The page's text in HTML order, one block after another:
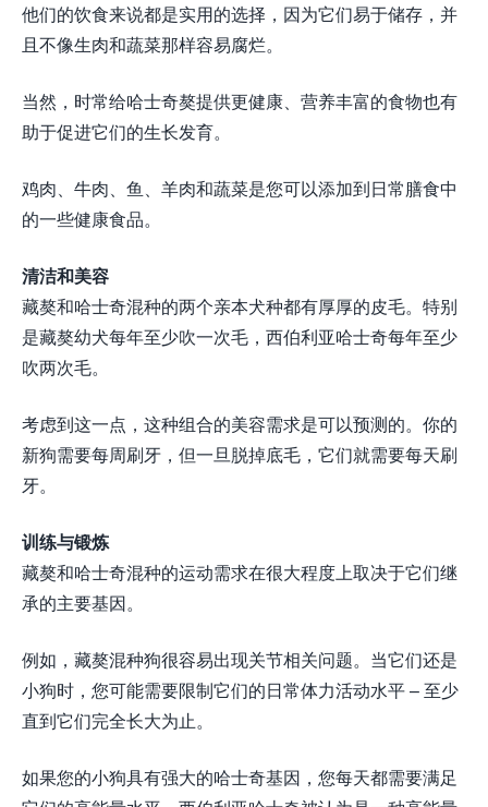
他们的饮食来说都是实用的选择，因为它们易于储存，并
且不像生肉和蔬菜那样容易腐烂。
当然，时常给哈士奇獒提供更健康、营养丰富的食物也有
助于促进它们的生长发育。
鸡肉、牛肉、鱼、羊肉和蔬菜是您可以添加到日常膳食中
的一些健康食品。
清洁和美容
藏獒和哈士奇混种的两个亲本犬种都有厚厚的皮毛。特别
是藏獒幼犬每年至少吹一次毛，西伯利亚哈士奇每年至少
吹两次毛。
考虑到这一点，这种组合的美容需求是可以预测的。你的
新狗需要每周刷牙，但一旦脱掉底毛，它们就需要每天刷
牙。
训练与锻炼
藏獒和哈士奇混种的运动需求在很大程度上取决于它们继
承的主要基因。
例如，藏獒混种狗很容易出现关节相关问题。当它们还是
小狗时，您可能需要限制它们的日常体力活动水平 – 至少
直到它们完全长大为止。
如果您的小狗具有强大的哈士奇基因，您每天都需要满足